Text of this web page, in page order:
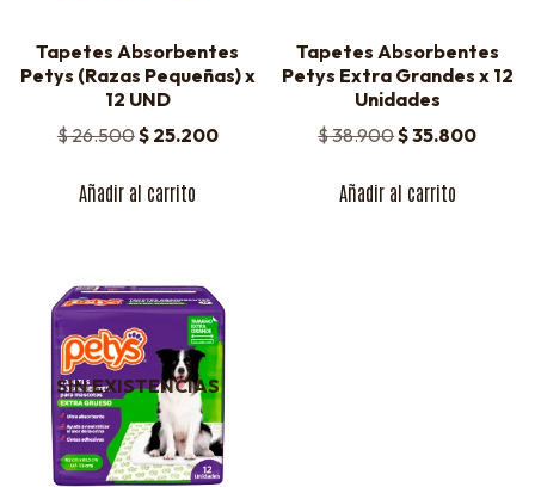
Tapetes Absorbentes
Petys (Razas Pequeñas) x
12 UND
$26.500$25.200
Añadir al carrito
Tapetes Absorbentes
Petys Extra Grandes x 12
Unidades
$38.900$35.800
Añadir al carrito
SIN EXISTENCIAS